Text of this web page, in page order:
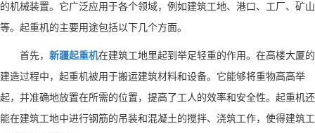
的机械装置。它广泛应用于各个领域，例如建筑工地、港口、工厂、矿山
等。起重机的主要用途包括以下几个方面。
首先， 新疆起重机在建筑工地里起到举足轻重的作用。在高楼大厦的
建造过程中，起重机被用于搬运建筑材料和设备。它能够将重物高高举
起，并准确地放置在所需的位置，提高了工人的效率和安全性。起重机还
能在建筑工地中进行钢筋的吊装和混凝土的搅拌、浇筑工作，使得建筑工